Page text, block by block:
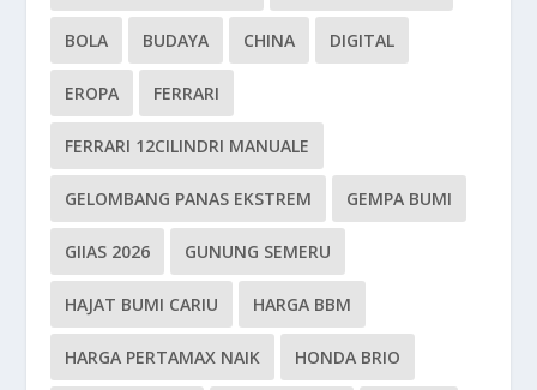
BOLA BUDAYA CHINA DIGITAL
EROPA FERRARI
FERRARI 12CILINDRI MANUALE
GELOMBANG PANAS EKSTREM GEMPA BUMI
GIIAS 2026 GUNUNG SEMERU
HAJAT BUMI CARIU HARGA BBM
HARGA PERTAMAX NAIK HONDA BRIO